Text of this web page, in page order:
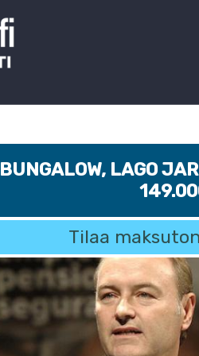
BUNGALOW, LAGO
Tilaa